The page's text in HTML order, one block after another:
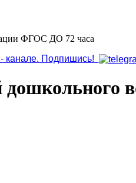
ФГОС ДО 72 часа
канале. Подпишись!